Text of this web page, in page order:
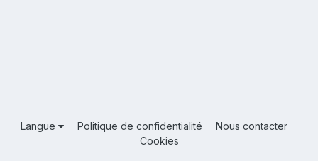
Langue Politique de confidentialité
Nous contacter
Cookies